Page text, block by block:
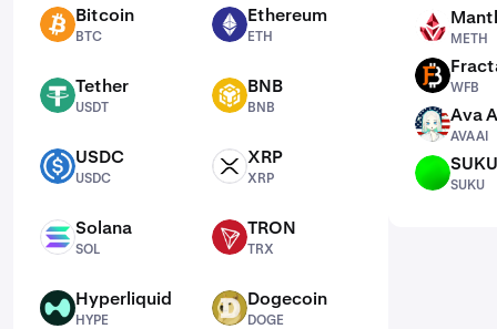
BTC Bitcoin
BTC
ETH Ethereum
ETH
USDT Tether
USDT
BNB BNB
BNB
USDC USDC
USDC
XRP XRP
XRP
SOL Solana
SOL
TRX TRON
TRX
HYPE Hyperliquid
HYPE
DOGE Dogecoin
DOGE
METH
METH
WFB
WFB
AVAAI Ava
AVAAI
SUKU
SUKU